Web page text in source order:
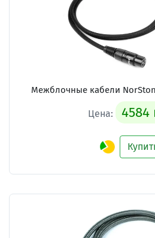
Межблочные кабели
Цена: 4584